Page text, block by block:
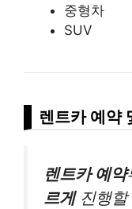
중형차
SUV
렌트카 예약
렌트카 예약
르게진행할